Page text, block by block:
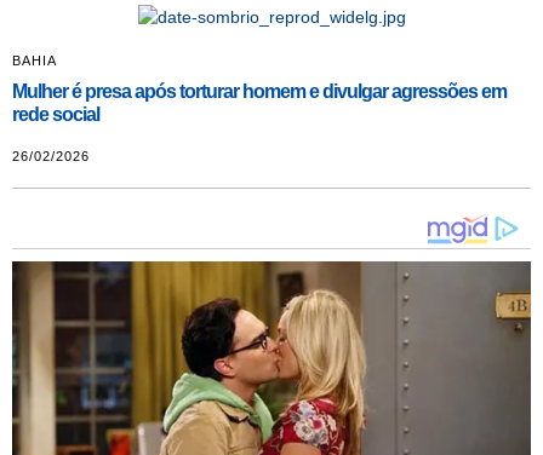
BAHIA
Mulher é presa após torturar homem e divulgar agressões em
rede social
26/02/2026